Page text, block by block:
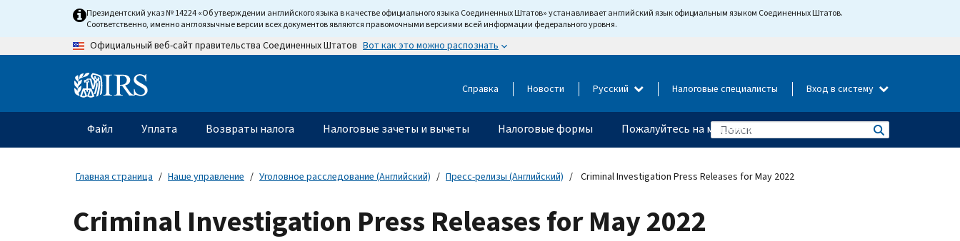
content
Президентский указ № 14224 «Об утверждении английского языка в качестве официального языка Соединенных Штатов» устанавливает английский язык официальным языком Соединенных Штатов.
Соответственно, именно англоязычные версии всех документов являются правомочными версиями всей информации федерального уровня.
Официальный веб-сайт правительства Соединенных Штатов Вот как это можно распознать
Information Справка Новости Русский Налоговые специалисты Вход в систему
Главное
меню
Файл Уплата Возвраты налога Налоговые зачеты и вычеты Налоговые формы Пожалуйтесь на мошенничество
Главная страница Наше управление Уголовное расследование (Английский) Пресс-релизы (Английский) Criminal Investigation Press Releases for May 2022
Criminal Investigation Press Releases for May 2022